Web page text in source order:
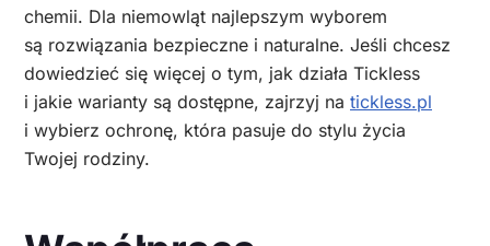
chemii. Dla niemowląt najlepszym wyborem
są rozwiązania bezpieczne i naturalne. Jeśli chcesz
dowiedzieć się więcej o tym, jak działa Tickless
i jakie warianty są dostępne, zajrzyj na tickless.pl
i wybierz ochronę, która pasuje do stylu życia
Twojej rodziny.